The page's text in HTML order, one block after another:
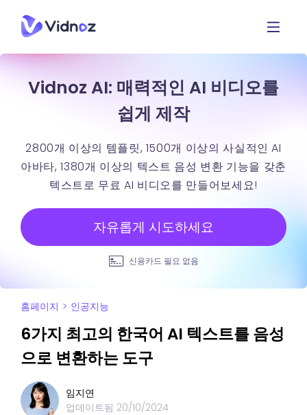
Vidnoz AI: 매력적인 AI 비디오를
쉽게 제작
2800개 이상의 템플릿, 1500개 이상의 사실적인 AI
아바타, 1380개 이상의 텍스트 음성 변환 기능을 갖춘
텍스트로 무료 AI 비디오를 만들어보세요!
자유롭게 시도하세요
신용카드 필요 없음
홈페이지 > 인공지능
6가지 최고의 한국어 AI 텍스트를 음성
으로 변환하는 도구
임지연
업데이트됨 20/10/2024